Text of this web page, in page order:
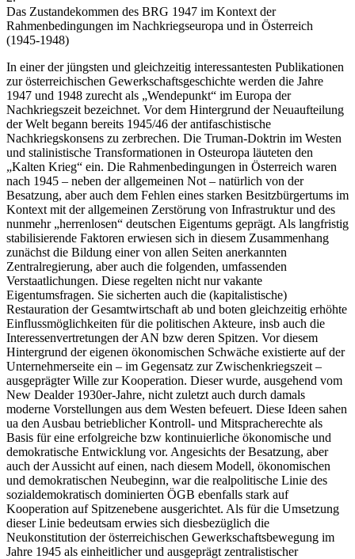
Das Zustandekommen des BRG 1947 im Kontext der
Rahmenbedingungen im Nachkriegseuropa und in Österreich
(1945-1948)
In einer der jüngsten und gleichzeitig interessantesten Publikationen
zur österreichischen Gewerkschaftsgeschichte werden die Jahre
1947 und 1948 zurecht als „Wendepunkt“ im Europa der
Nachkriegszeit bezeichnet. Vor dem Hintergrund der Neuaufteilung
der Welt begann bereits 1945/46 der antifaschistische
Nachkriegskonsens zu zerbrechen. Die Truman-Doktrin im Westen
und stalinistische Transformationen in Osteuropa läuteten den
„Kalten Krieg“ ein. Die Rahmenbedingungen in Österreich waren
nach 1945 – neben der allgemeinen Not – natürlich von der
Besatzung, aber auch dem Fehlen eines starken Besitzbürgertums im
Kontext mit der allgemeinen Zerstörung von Infrastruktur und des
nunmehr „herrenlosen“ deutschen Eigentums geprägt. Als langfristig
stabilisierende Faktoren erwiesen sich in diesem Zusammenhang
zunächst die Bildung einer von allen Seiten anerkannten
Zentralregierung, aber auch die folgenden, umfassenden
Verstaatlichungen. Diese regelten nicht nur vakante
Eigentumsfragen. Sie sicherten auch die (kapitalistische)
Restauration der Gesamtwirtschaft ab und boten gleichzeitig erhöhte
Einflussmöglichkeiten für die politischen Akteure, insb auch die
Interessenvertretungen der AN bzw deren Spitzen. Vor diesem
Hintergrund der eigenen ökonomischen Schwäche existierte auf der
Unternehmerseite ein – im Gegensatz zur Zwischenkriegszeit –
ausgeprägter Wille zur Kooperation. Dieser wurde, ausgehend vom
New Dealder 1930er-Jahre, nicht zuletzt auch durch damals
moderne Vorstellungen aus dem Westen befeuert. Diese Ideen sahen
ua den Ausbau betrieblicher Kontroll- und Mitspracherechte als
Basis für eine erfolgreiche bzw kontinuierliche ökonomische und
demokratische Entwicklung vor. Angesichts der Besatzung, aber
auch der Aussicht auf einen, nach diesem Modell, ökonomischen
und demokratischen Neubeginn, war die realpolitische Linie des
sozialdemokratisch dominierten ÖGB ebenfalls stark auf
Kooperation auf Spitzenebene ausgerichtet. Als für die Umsetzung
dieser Linie bedeutsam erwies sich diesbezüglich die
Neukonstitution der österreichischen Gewerkschaftsbewegung im
Jahre 1945 als einheitlicher und ausgeprägt zentralistischer